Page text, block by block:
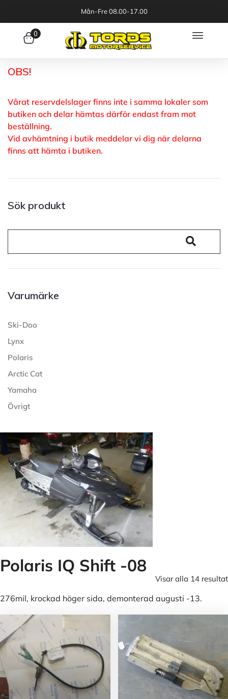
Mån-Fre 08.00-17.00
0
OBS!
Vårat reservdelslager finns inte i samma lokaler som
butiken och delar hämtas därför endast fram mot
beställning.
Vid avhämtning i butik meddelar vi dig när delarna
finns att hämta i butiken.
Sök produkt
Varumärke
Ski-Doo
Lynx
Polaris
Arctic Cat
Yamaha
Övrigt
Polaris IQ Shift -08
Visar alla 14 resultat
276mil, krockad höger sida, demonterad augusti -13.